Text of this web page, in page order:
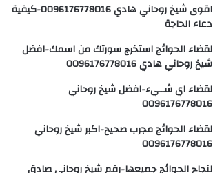
اقوى شيخ روحاني هادي 0096176778016-كيفية
دعاء الحاجة
لقضاء الحوائج استخرج سورتك من اسمك-افضل
شيخ روحاني هادي 0096176778016
لقضاء اي شــيء-افضل شيخ روحاني
0096176778016
لقضاء الحوائج مجرب صحيح-اكبر شيخ روحاني
0096176778016